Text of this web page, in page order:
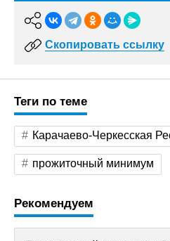
Скопировать ссылку
Теги по теме
Карачаево-Черкесская
прожиточный минимум
Рекомендуем